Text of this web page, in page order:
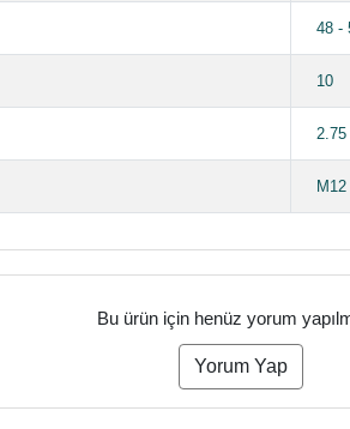
48 -
10
2.75
M12
Bu ürün için henüz yorum
Yorum Yap